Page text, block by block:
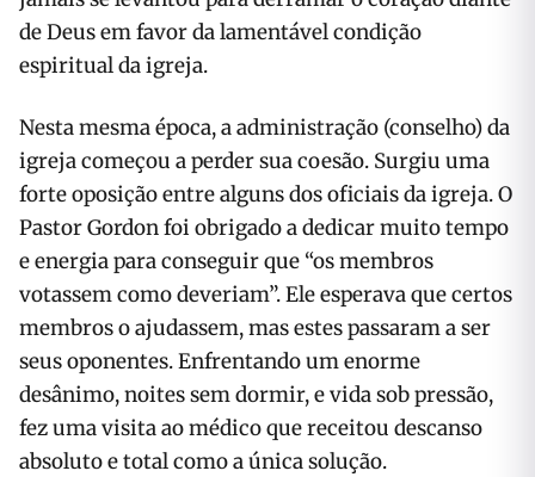
de Deus em favor da lamentável condição
espiritual da igreja.
Nesta mesma época, a administração (conselho) da
igreja começou a perder sua coesão. Surgiu uma
forte oposição entre alguns dos oficiais da igreja. O
Pastor Gordon foi obrigado a dedicar muito tempo
e energia para conseguir que “os membros
votassem como deveriam”. Ele esperava que certos
membros o ajudassem, mas estes passaram a ser
seus oponentes. Enfrentando um enorme
desânimo, noites sem dormir, e vida sob pressão,
fez uma visita ao médico que receitou descanso
absoluto e total como a única solução.